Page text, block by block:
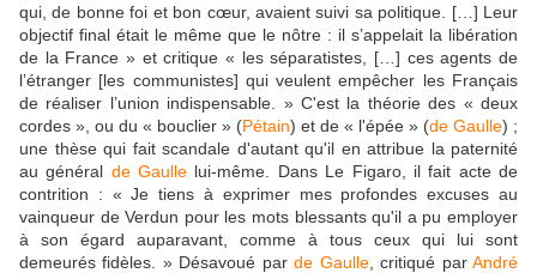
qui, de bonne foi et bon cœur, avaient suivi sa politique. […] Leur
objectif final était le même que le nôtre : il s’appelait la libération
de la France » et critique « les séparatistes, […] ces agents de
l’étranger [les communistes] qui veulent empêcher les Français
de réaliser l’union indispensable. » C'est la théorie des « deux
cordes », ou du « bouclier » (Pétain) et de « l'épée » (de Gaulle) ;
une thèse qui fait scandale d'autant qu'il en attribue la paternité
au général de Gaulle lui-même. Dans Le Figaro, il fait acte de
contrition : « Je tiens à exprimer mes profondes excuses au
vainqueur de Verdun pour les mots blessants qu'il a pu employer
à son égard auparavant, comme à tous ceux qui lui sont
demeurés fidèles. » Désavoué parde Gaulle, critiqué parAndré